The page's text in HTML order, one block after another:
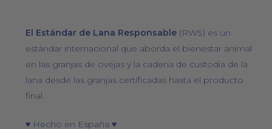
El Estándar de Lana Responsable(RWS) es un
estándar internacional que aborda el bienestar animal
en las granjas de ovejas y la cadena de custodia de la
lana desde las granjas certificadas hasta el producto
final.
♥ Hecho en España ♥